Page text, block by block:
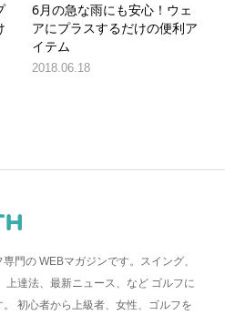
6月の急な雨にも安心！ウェ
アにプラスするだけの便利ア
イテム
2018.06.18
門の WEBマガジンです。スイング、
上達法、最新ニュース、など ゴルフに
初心者から上級者、女性、ゴルフを